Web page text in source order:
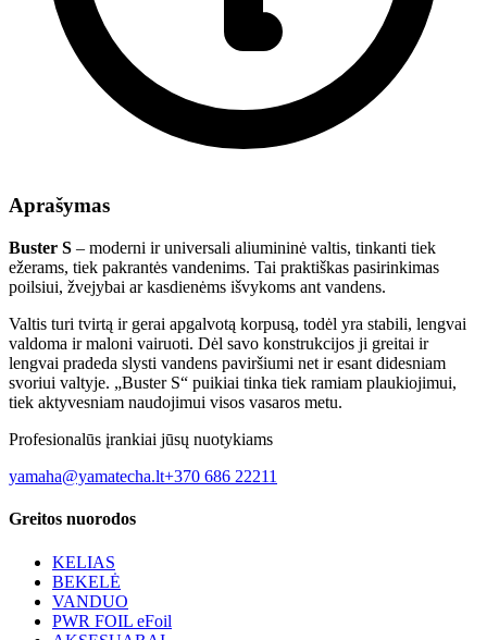
Aprašymas
Buster S – moderni ir universali aliumininė valtis, tinkanti tiek
ežerams, tiek pakrantės vandenims. Tai praktiškas pasirinkimas
poilsiui, žvejybai ar kasdienėms išvykoms ant vandens.
Valtis turi tvirtą ir gerai apgalvotą korpusą, todėl yra stabili, lengvai
valdoma ir maloni vairuoti. Dėl savo konstrukcijos ji greitai ir
lengvai pradeda slysti vandens paviršiumi net ir esant didesniam
svoriui valtyje. „Buster S“ puikiai tinka tiek ramiam plaukiojimui,
tiek aktyvesniam naudojimui visos vasaros metu.
Profesionalūs įrankiai jūsų nuotykiams
yamaha@yamatecha.lt+370 686 22211
Greitos nuorodos
KELIAS
BEKELĖ
VANDUO
PWR FOIL eFoil